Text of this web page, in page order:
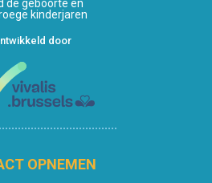
de geboorte en
kinderjaren
door
OPNEMEN